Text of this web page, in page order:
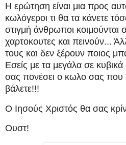
Η ερώτηση είναι μια προς
κωλόγεροι τι θα τα κάνετε
στιγμή άνθρωποι
χαρτοκουτες και πεινούν...
τους και δεν ξέρουν ποιος
Εσείς με τα μεγάλα σε κυβικά
σας πονέσει ο κωλο σας που
βάλετε!!!
Ο Ιησούς Χριστός θα σας
Ουστ!